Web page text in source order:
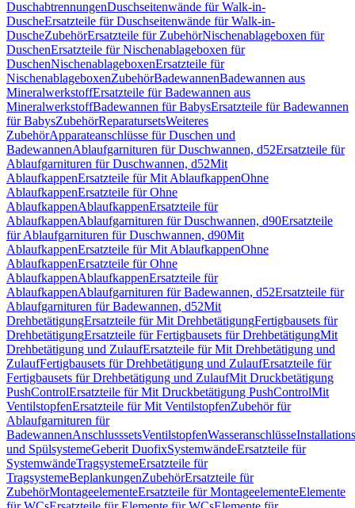
DuschabtrennungenDuschseitenwände für Walk-in-
DuscheErsatzteile für Duschseitenwände für Walk-in-
DuscheZubehörErsatzteile für ZubehörNischenablageboxen für
DuschenErsatzteile für Nischenablageboxen für
DuschenNischenablageboxenErsatzteile für
NischenablageboxenZubehörBadewannenBadewannen aus
MineralwerkstoffErsatzteile für Badewannen aus
MineralwerkstoffBadewannen für BabysErsatzteile für Badewannen
für BabysZubehörReparatursetsWeiteres
ZubehörApparateanschlüsse für Duschen und
BadewannenAblaufgarnituren für Duschwannen, d52Ersatzteile für
Ablaufgarnituren für Duschwannen, d52Mit
AblaufkappenErsatzteile für Mit AblaufkappenOhne
AblaufkappenErsatzteile für Ohne
AblaufkappenAblaufkappenErsatzteile für
AblaufkappenAblaufgarnituren für Duschwannen, d90Ersatzteile
für Ablaufgarnituren für Duschwannen, d90Mit
AblaufkappenErsatzteile für Mit AblaufkappenOhne
AblaufkappenErsatzteile für Ohne
AblaufkappenAblaufkappenErsatzteile für
AblaufkappenAblaufgarnituren für Badewannen, d52Ersatzteile für
Ablaufgarnituren für Badewannen, d52Mit
DrehbetätigungErsatzteile für Mit DrehbetätigungFertigbausets für
DrehbetätigungErsatzteile für Fertigbausets für DrehbetätigungMit
Drehbetätigung und ZulaufErsatzteile für Mit Drehbetätigung und
ZulaufFertigbausets für Drehbetätigung und ZulaufErsatzteile für
Fertigbausets für Drehbetätigung und ZulaufMit Druckbetätigung
PushControlErsatzteile für Mit Druckbetätigung PushControlMit
VentilstopfenErsatzteile für Mit VentilstopfenZubehör für
Ablaufgarnituren für
BadewannenAnschlusssetsVentilstopfenWasseranschlüsse
und SpülsystemeGeberit DuofixSystemwändeErsatzteile für
SystemwändeTragsystemeErsatzteile für
TragsystemeBeplankungenZubehörErsatzteile für
ZubehörMontageelementeErsatzteile für MontageelementeElemente